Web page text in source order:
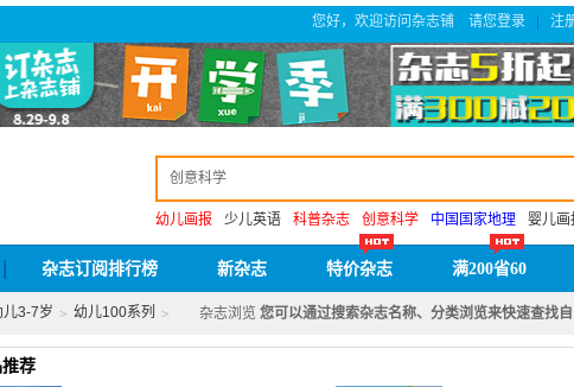
您好，欢迎访问杂志铺 请您登录
|
注
幼儿画报 少儿英语 科普杂志 创意科学 中国国家地理 婴儿画
杂志订阅排行榜 新杂志 特价杂志 满200省60
儿3-7岁 > 幼儿100系列 > 杂志浏览 您可以通过搜索杂志名称、分类浏览来快速查找
荐